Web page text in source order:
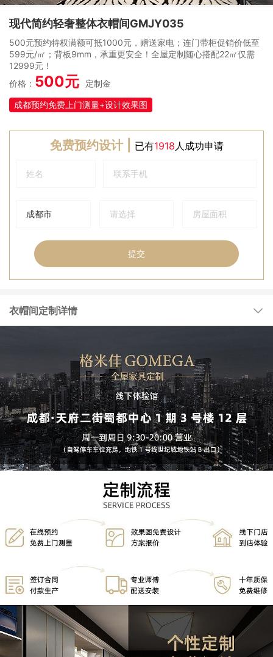
现代简约轻奢整体衣帽间GMJY035
500元预约特权满额可抵1000元，赠送家电；连门带柜促销价低至
599元/㎡；背板9mm，承重更安全！全屋定制随心搭配22㎡仅需
12999元！
价格： 500元 定制金
成都预约免费上门测量+设计效果图
免费预约设计 | 已有1918人成功申请
提交
衣帽间定制详情